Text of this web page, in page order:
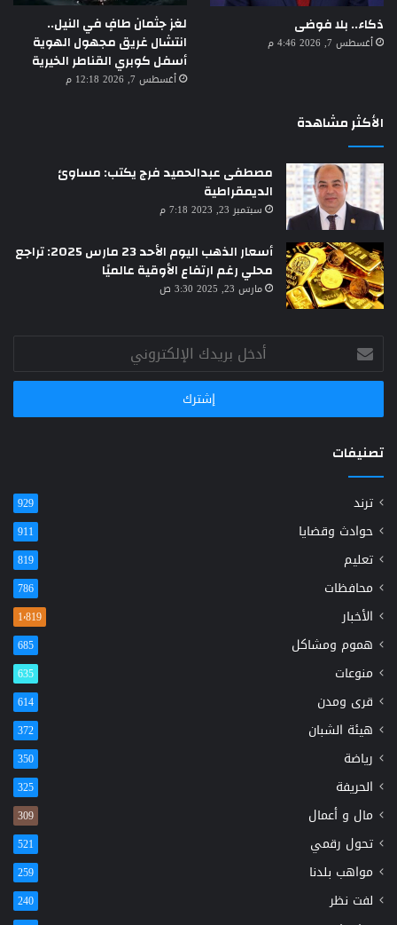
ذكاء.. بلا فوضى
أغسطس 7, 2026 4:46 م
لغز جثمان طافٍ في النيل..
انتشال غريق مجهول الهوية
أسفل كوبري القناطر الخيرية
أغسطس 7, 2026 12:18 م
الأكثر مشاهدة
مصطفى عبدالحميد فرج يكتب: مساوئ
الديمقراطية
سبتمبر 23, 2023 7:18 م
أسعار الذهب اليوم الأحد 23 مارس 2025: تراجع
محلي رغم ارتفاع الأوقية عالميًا
مارس 23, 2025 3:30 ص
أدخل
بريدك
الإلكتروني
تصنيفات
ترند 929
حوادث وقضايا 911
تعليم 819
محافظات 786
الأخبار 1٬819
هموم ومشاكل 685
منوعات 635
قرى ومدن 614
هيئة الشبان 372
رياضة 350
الحريفة 325
مال و أعمال 309
تحول رقمي 521
مواهب بلدنا 259
لفت نظر 240